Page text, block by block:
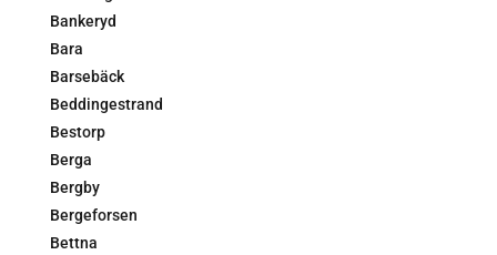
Bankeryd
Bara
Barsebäck
Beddingestrand
Bestorp
Berga
Bergby
Bergeforsen
Bettna